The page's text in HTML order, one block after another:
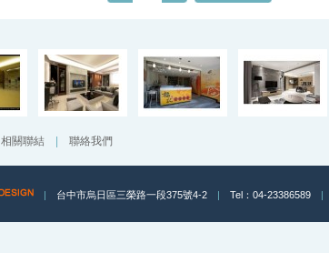
相關聯結 聯絡我們
| 台中市烏日區三榮路一段375號4-2 | Tel：04-23386589|